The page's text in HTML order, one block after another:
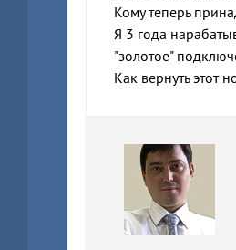
Кому теперь
Я 3 года
"золотое"
Как вернуть этот